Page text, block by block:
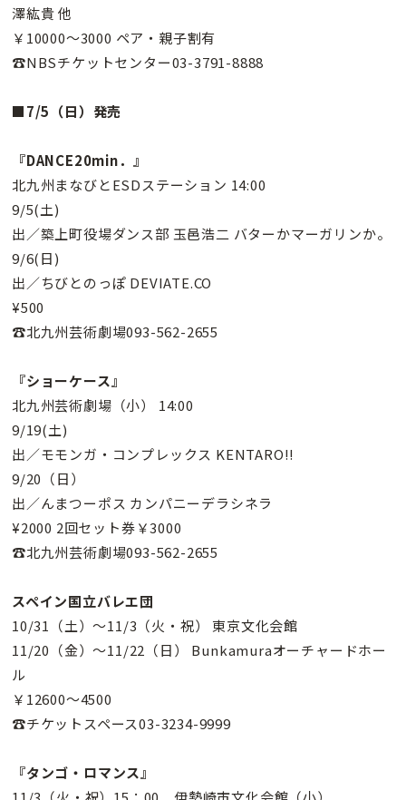
澤紘貴 他
￥10000〜3000 ペア・親子割有
☎NBSチケットセンター03-3791-8888
■7/5（日）発売
『DANCE20min．』
北九州まなびとESDステーション 14:00
9/5(土)
出／築上町役場ダンス部 玉邑浩二 バターかマーガリンか。
9/6(日)
出／ちびとのっぽ DEVIATE.CO
¥500
☎北九州芸術劇場093-562-2655
『ショーケース』
北九州芸術劇場（小） 14:00
9/19(土)
出／モモンガ・コンプレックス KENTARO!!
9/20（日）
出／んまつーポス カンパニーデラシネラ
¥2000 2回セット券￥3000
☎北九州芸術劇場093-562-2655
スペイン国立バレエ団
10/31（土）〜11/3（火・祝） 東京文化会館
11/20（金）〜11/22（日） Bunkamuraオーチャードホー
ル
￥12600〜4500
☎チケットスペース03-3234-9999
『タンゴ・ロマンス』